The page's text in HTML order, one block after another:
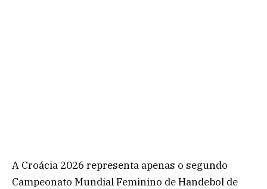
A Croácia 2026 representa apenas o segundo
Campeonato Mundial Feminino de Handebol de